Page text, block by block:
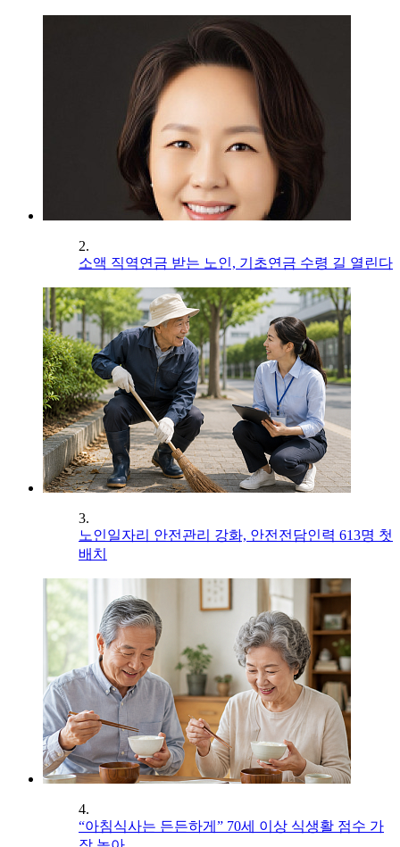
2.
소액 직역연금 받는 노인, 기초연금 수령 길 열린다
3.
노인일자리 안전관리 강화, 안전전담인력 613명 첫
배치
4.
“아침식사는 든든하게” 70세 이상 식생활 점수 가